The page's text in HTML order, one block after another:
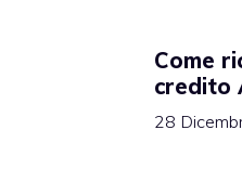
Come
credito
28